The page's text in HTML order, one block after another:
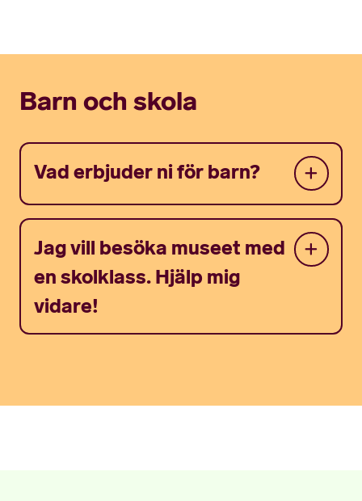
Barn och skola
Vad erbjuder ni för barn?
Jag vill besöka museet med
en skolklass. Hjälp mig
vidare!